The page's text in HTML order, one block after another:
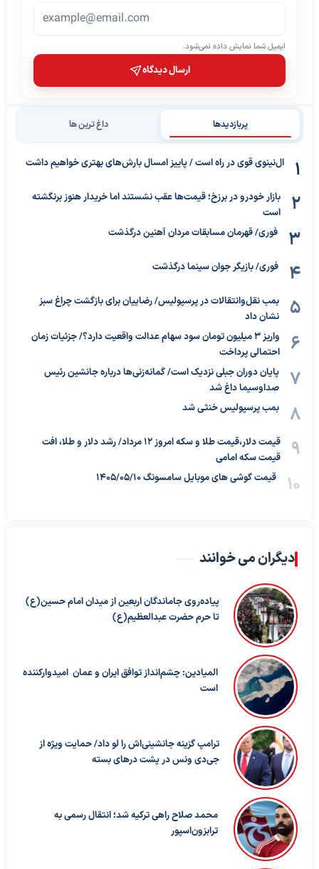
ایمیل شما نمایش داده نمی‌شود.
ارسال دیدگاه
پربازدیدها داغ ترین ها
ال‌نینوی قوی در راه است / پاییز امسال بارش‌های بهتری خواهیم داشت
بازار خودرو در برزخ؛ قیمت‌ها عقب نشستند اما خریدار هنوز برنگشته
است
فوری/ قهرمان مسابقات مردان آهنین درگذشت
فوری/ بازیگر جوان سینما درگذشت
بمب نقل‌وانتقالات در پرسپولیس/ رضاییان برای بازگشت چراغ سبز
نشان داد
واریز ۳ میلیون تومان سود سهام عدالت واقعیت دارد؟/ جزئیات زمان
احتمالی پرداخت
پایان دوران جبلی نزدیک است/ گمانه‌زنی‌ها درباره جانشین رئیس
صداوسیما داغ شد
بمب پرسپولیس خنثی شد
قیمت دلار،قیمت طلا و سکه امروز ۱۲ مرداد/ رشد دلار و طلا، افت
قیمت سکه امامی
قیمت گوشی های موبایل سامسونگ 1405/05/10
دیگران می خوانند
پیاده‌روی جاماندگان اربعین از میدان امام حسین(ع)
تا حرم حضرت عبدالعظیم(ع)
المیادین: چشم‌انداز توافق ایران و عمان امیدوارکننده
است
ترامپ گزینه جانشینی‌اش را لو داد/ حمایت ویژه از
جی‌دی ونس در پشت درهای بسته
محمد صلاح راهی ترکیه شد؛ انتقال رسمی به
ترابزون‌اسپور